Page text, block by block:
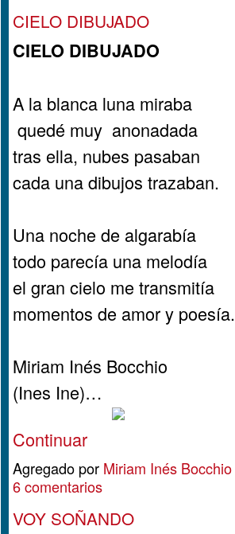
CIELO DIBUJADO
CIELO DIBUJADO
A la blanca luna miraba
quedé muy anonadada
tras ella, nubes pasaban
cada una dibujos trazaban.
Una noche de algarabía
todo parecía una melodía
el gran cielo me transmitía
momentos de amor y poesía.
Miriam Inés Bocchio
(Ines Ine)…
Continuar
Agregado por Miriam Inés Bocchio
6 comentarios
VOY SOÑANDO